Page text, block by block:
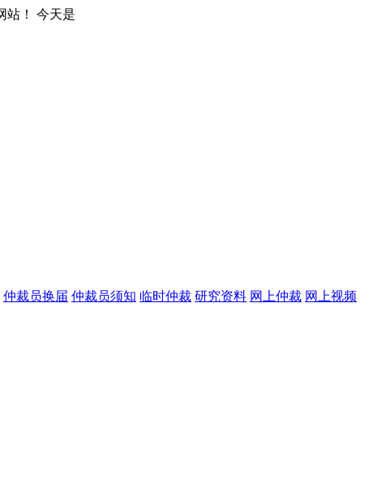
仲裁员换届 仲裁员须知 临时仲裁 研究资料 网上仲裁 网上视频